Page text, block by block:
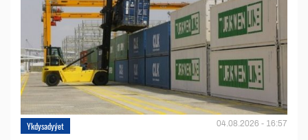
Ykdysadyýet 04.08.2026 - 16:57